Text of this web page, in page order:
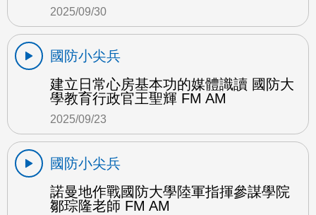
2025/09/30
國防小尖兵
建立日常心房基本功的媒體識讀 國防大
學教育行政官王聖輝 FM AM
2025/09/23
國防小尖兵
諾曼地作戰國防大學陸軍指揮參謀學院
鄒琮隆老師 FM AM